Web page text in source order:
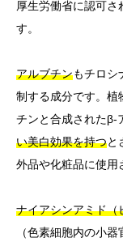
厚生労働省に認可さ
す。
アルブチンもチロシ
制する成分です。植
チンと合成されたβ-
い美白効果を持つと
外品や化粧品に使用
ナイアシンアミド（
（色素細胞内の小